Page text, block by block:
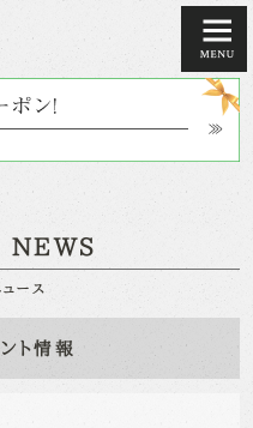
NEWS
ース
ト情報